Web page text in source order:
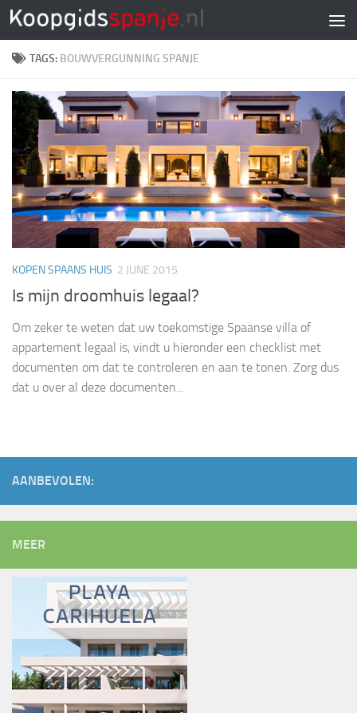
Doorgaan naar inhoud
TAGS: BOUWVERGUNNING SPANJE
KOPEN SPAANS HUIS 2 JUNE 2015
Is mijn droomhuis legaal?
Om zeker te weten dat uw toekomstige Spaanse villa of
appartement legaal is, vindt u hieronder een checklist met
documenten om dat te controleren en aan te tonen. Zorg dus
dat u over al deze documenten...
AANBEVOLEN:
MEER